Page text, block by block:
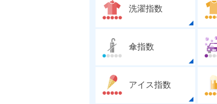
洗濯指数
傘指数
アイス指数